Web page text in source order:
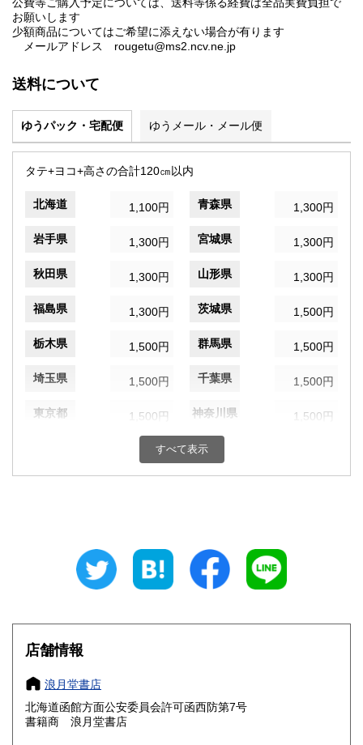
公費等ご購入予定については、送料等係る経費は全品実費負担で
お願いします
少額商品についてはご希望に添えない場合が有ります
メールアドレス rougetu@ms2.ncv.ne.jp
送料について
ゆうパック・宅配便 ゆうメール・メール便
タテ+ヨコ+高さの合計120㎝以内
北海道 1,100円 青森県 1,300円
岩手県 1,300円 宮城県 1,300円
秋田県 1,300円 山形県 1,300円
福島県 1,300円 茨城県 1,500円
栃木県 1,500円 群馬県 1,500円
埼玉県 1,500円 千葉県 1,500円
東京都 1,500円 神奈川県 1,500円
1,500円 富山県
1,600円 静岡県
1,600円 三重県
滋賀県 1,600円 京都府 1,700円
大阪府
奈良県
鳥取県
すべて表示
店舗情報
浪月堂書店
北海道函館方面公安委員会許可函西防第7号
書籍商 浪月堂書店